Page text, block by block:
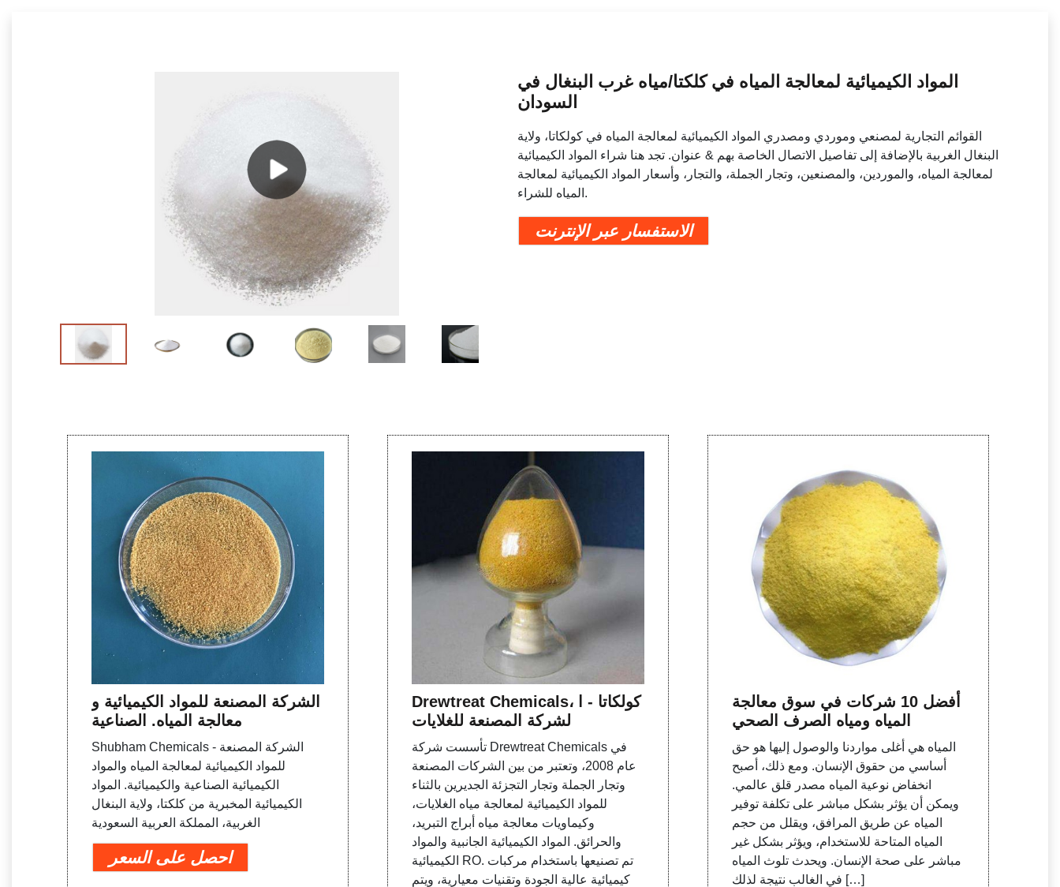
المواد الكيميائية لمعالجة المياه في كلكتا/مياه غرب البنغال في
السودان
القوائم التجارية لمصنعي وموردي ومصدري المواد الكيميائية لمعالجة المياه في كولكاتا، ولاية
البنغال الغربية بالإضافة إلى تفاصيل الاتصال الخاصة بهم & عنوان. تجد هنا شراء المواد الكيميائية
لمعالجة المياه، والموردين، والمصنعين، وتجار الجملة، والتجار، وأسعار المواد الكيميائية لمعالجة
المياه للشراء.
الاستفسار عبر الإنترنت
الشركة المصنعة للمواد الكيميائية و
معالجة المياه. الصناعية
Shubham Chemicals - الشركة المصنعة
للمواد الكيميائية لمعالجة المياه والمواد
الكيميائية الصناعية والكيميائية. المواد
الكيميائية المخبرية من كلكتا، ولاية البنغال
الغربية، المملكة العربية السعودية
احصل على السعر
Drewtreat Chemicals، كولكاتا - ا
لشركة المصنعة للغلايات
تأسست شركة Drewtreat Chemicals في
عام 2008، وتعتبر من بين الشركات المصنعة
وتجار الجملة وتجار التجزئة الجديرين بالثناء
للمواد الكيميائية لمعالجة مياه الغلايات،
وكيماويات معالجة مياه أبراج التبريد،
والحرائق. المواد الكيميائية الجانبية والمواد
الكيميائية RO. تم تصنيعها باستخدام مركبات
كيميائية عالية الجودة وتقنيات معيارية، ويتم
أفضل 10 شركات في سوق معالجة
المياه ومياه الصرف الصحي
المياه هي أغلى مواردنا والوصول إليها هو حق
أساسي من حقوق الإنسان. ومع ذلك، أصبح
انخفاض نوعية المياه مصدر قلق عالمي.
ويمكن أن يؤثر بشكل مباشر على تكلفة توفير
المياه عن طريق المرافق، ويقلل من حجم
المياه المتاحة للاستخدام، ويؤثر بشكل غير
مباشر على صحة الإنسان. ويحدث تلوث المياه
في الغالب نتيجة لذلك […]